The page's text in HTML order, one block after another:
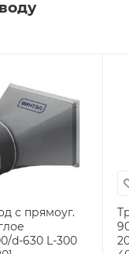
с прямоуг.
d-630 L-300